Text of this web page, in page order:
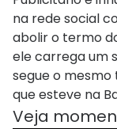
na rede social
abolir o termo
ele carrega um
segue o
que esteve na
Veja